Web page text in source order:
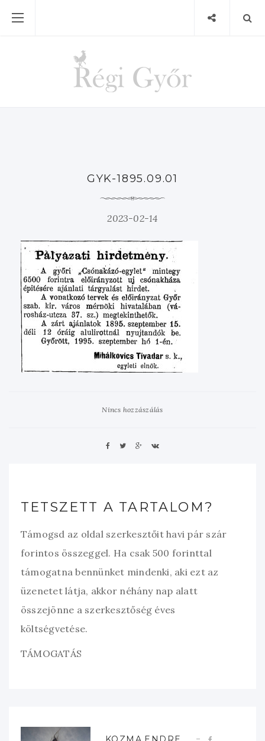
GYK-1895.09.01
2023-02-14
Nincs hozzászálás
TETSZETT A TARTALOM?
Támogsd az oldal szerkesztőit havi pár szár
forintos összeggel. Ha csak 500 forinttal
támogatna bennünket mindenki, aki ezt az
üzenetet látja, akkor néhány nap alatt
összejönne a szerkesztőség éves
költségvetése.
TÁMOGATÁS